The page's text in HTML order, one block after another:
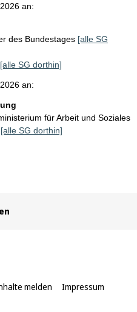
an:
des Bundestages [alle SG
[alle SG dorthin]
an:
für Arbeit und Soziales
[alle SG dorthin]
melden Impressum